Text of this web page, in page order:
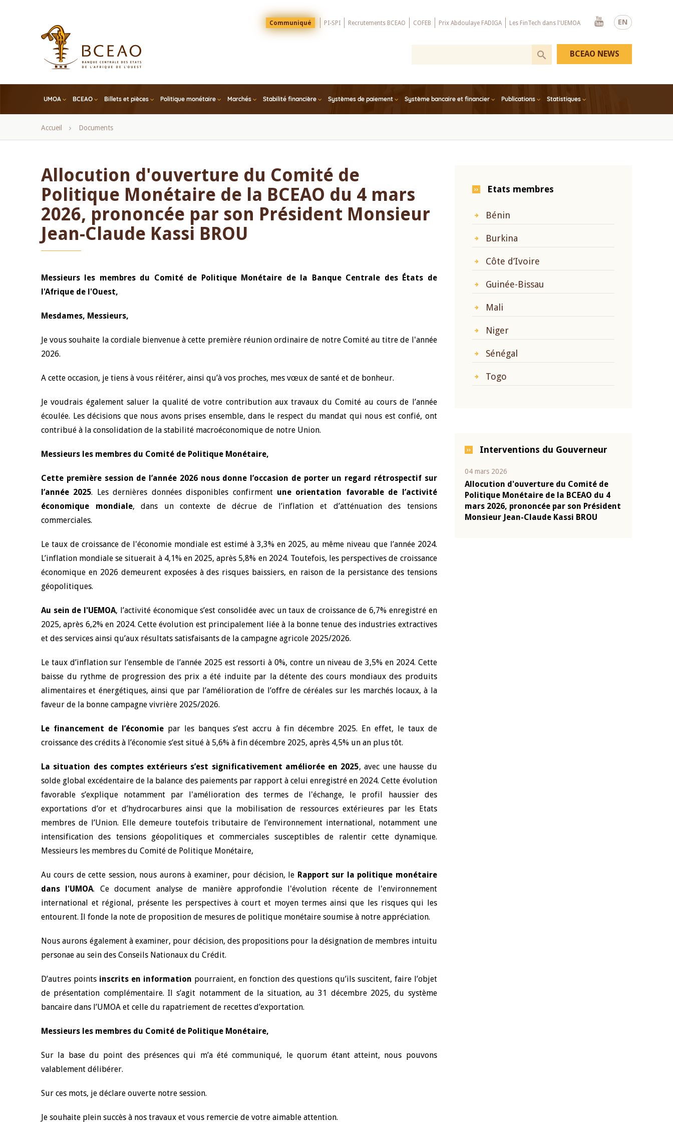
EN
Menu
Top
Communiqué PI-SPI Recrutements BCEAO COFEB Prix Abdoulaye FADIGA Les FinTech dans l'UEMOA
Youtube
UMOA BCEAO Billets et pièces Politique monétaire Marchés Stabilité financière Systèmes de paiement Système bancaire et financier Publications Statistiques
BCEAO NEWS
Fil
Accueil Documents
Allocution d'ouverture du Comité de
Politique Monétaire de la BCEAO du 4 mars
2026, prononcée par son Président Monsieur
Jean-Claude Kassi BROU
Messieurs les membres du Comité de Politique Monétaire de la Banque Centrale des États de
l'Afrique de l'Ouest,
Mesdames, Messieurs,
Je vous souhaite la cordiale bienvenue à cette première réunion ordinaire de notre Comité au titre de l'année
2026.
A cette occasion, je tiens à vous réitérer, ainsi qu’à vos proches, mes vœux de santé et de bonheur.
Je voudrais également saluer la qualité de votre contribution aux travaux du Comité au cours de l’année
écoulée. Les décisions que nous avons prises ensemble, dans le respect du mandat qui nous est confié, ont
contribué à la consolidation de la stabilité macroéconomique de notre Union.
Messieurs les membres du Comité de Politique Monétaire,
Cette première session de l’année 2026 nous donne l’occasion de porter un regard rétrospectif sur
l’année 2025. Les dernières données disponibles confirment une orientation favorable de l’activité
économique mondiale, dans un contexte de décrue de l’inflation et d’atténuation des tensions
commerciales.
Le taux de croissance de l'économie mondiale est estimé à 3,3% en 2025, au même niveau que l’année 2024.
L’inflation mondiale se situerait à 4,1% en 2025, après 5,8% en 2024. Toutefois, les perspectives de croissance
économique en 2026 demeurent exposées à des risques baissiers, en raison de la persistance des tensions
géopolitiques.
Au sein de l'UEMOA, l’activité économique s’est consolidée avec un taux de croissance de 6,7% enregistré en
2025, après 6,2% en 2024. Cette évolution est principalement liée à la bonne tenue des industries extractives
et des services ainsi qu’aux résultats satisfaisants de la campagne agricole 2025/2026.
Le taux d’inflation sur l’ensemble de l’année 2025 est ressorti à 0%, contre un niveau de 3,5% en 2024. Cette
baisse du rythme de progression des prix a été induite par la détente des cours mondiaux des produits
alimentaires et énergétiques, ainsi que par l’amélioration de l’offre de céréales sur les marchés locaux, à la
faveur de la bonne campagne vivrière 2025/2026.
Le financement de l’économiepar les banques s’est accru à fin décembre 2025. En effet, le taux de
croissance des crédits à l’économie s’est situé à 5,6% à fin décembre 2025, après 4,5% un an plus tôt.
La situation des comptes extérieurs s’est significativement améliorée en 2025, avec une hausse du
solde global excédentaire de la balance des paiements par rapport à celui enregistré en 2024. Cette évolution
favorable s’explique notamment par l'amélioration des termes de l'échange, le profil haussier des
exportations d’or et d’hydrocarbures ainsi que la mobilisation de ressources extérieures par les Etats
membres de l’Union. Elle demeure toutefois tributaire de l’environnement international, notamment une
intensification des tensions géopolitiques et commerciales susceptibles de ralentir cette dynamique.
Messieurs les membres du Comité de Politique Monétaire,
Au cours de cette session, nous aurons à examiner, pour décision, le Rapport sur la politique monétaire
dans l'UMOA. Ce document analyse de manière approfondie l'évolution récente de l'environnement
international et régional, présente les perspectives à court et moyen termes ainsi que les risques qui les
entourent. Il fonde la note de proposition de mesures de politique monétaire soumise à notre appréciation.
Nous aurons également à examiner, pour décision, des propositions pour la désignation de membres intuitu
personae au sein des Conseils Nationaux du Crédit.
D’autres points inscrits en information pourraient, en fonction des questions qu’ils suscitent, faire l’objet
de présentation complémentaire. Il s’agit notamment de la situation, au 31 décembre 2025, du système
bancaire dans l’UMOA et celle du rapatriement de recettes d’exportation.
Messieurs les membres du Comité de Politique Monétaire,
Sur la base du point des présences qui m’a été communiqué, le quorum étant atteint, nous pouvons
valablement délibérer.
Sur ces mots, je déclare ouverte notre session.
Je souhaite plein succès à nos travaux et vous remercie de votre aimable attention.
Etats membres
Bénin
Burkina
Côte d’Ivoire
Guinée-Bissau
Mali
Niger
Sénégal
Togo
Interventions du Gouverneur
d'ouverture du Comité de
Monétaire de la BCEAO du 4
2026, prononcée par son Président
Jean-Claude Kassi BROU
Mot introductif du Gouverneur Jean-
Claude Kassi BROU lors de la cérémonie
de présentation du rapport annuel 2025
Allocution d'ouverture du Comité de
Politique Monétaire de la BCEAO du 10
juin 2026, prononcée par son Président
04 mars 2026
Allocution d'ouverture du Comité de
Politique Monétaire de la BCEAO du 4
mars 2026, prononcée par son Président
Monsieur Jean-Claude Kassi BROU